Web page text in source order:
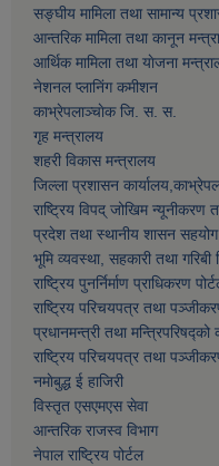
सङ्घीय मामिला तथा सामान्य
आन्तरिक मामिला तथा कानून
आर्थिक मामिला तथा याेजना
नेशनल प्लानिंग कमीशन
काभ्रेपलाञ्चाेक जि. स. स.
गृह मन्त्रालय
शहरी विकास मन्त्रालय
जिल्ला प्रशासन
राष्ट्रिय विपद् जोखिम न्यूनीकरण
प्रदेश तथा स्थानीय शासन सहयोग
भूमि व्यवस्था, सहकारी तथा गरिबी
राष्ट्रिय पुनर्निर्माण प्राधिकरण
राष्ट्रिय परिचयपत्र तथा
प्रधानमन्त्री तथा
राष्ट्रिय परिचयपत्र तथा
नमाेबुद्ध ई हाजिरी
विस्तृत एसएमएस सेवा
आन्तरिक राजस्व विभाग
नेपाल राष्ट्रिय पोर्टल